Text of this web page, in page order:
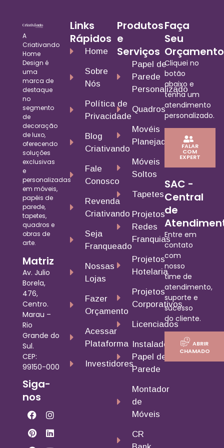
A
Criativando
Home
Design é
uma
marca de
destaque
no
segmento
de
decoração
de luxo,
oferecendo
soluções
exclusivas
e
personalizadas
em móveis,
papéis de
parede,
tapetes,
quadros e
obras de
arte.
Matriz
Av. Julio
Borela,
476,
Centro.
Marau –
Rio
Grande do
Sul.
CEP:
99150-000
Siga-
nos
Links
Rápidos
Home
Sobre
Nós
Política de
Privacidade
Blog
Criativando
Fale
Conosco
Revenda
Criativando
Seja
Franqueado
Nossas
Lojas
Fazer
Orçamento
Acessar
Plataforma
Investidores
Produtos
e
Serviços
Papel de
Parede
Personalizado
Quadros
Movéis
Planejados
Móveis
Soltos
Tapetes
Projetos
Redes
Franquias
Projetos
Hotelaria
Projetos
Corporativos
Licenciados
Instalador
Papel de
Parede
Montador
de
Móveis
CR
Faça
Seu
Orçamento
Cliquei no
botão
abaixo e
tenha um
atendimento
personalizado.
FALAR
COM
EXPERT
SAC -
Central
de
Entre em
contato
com
nosso
time de
atendimento,
suporte e
sucesso
do cliente.
ABRIR
CHAMADO